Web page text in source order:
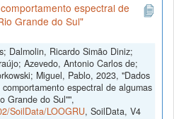
espectral de
Grande do Sul"
Dalmolin, Ricardo Simão Diniz;
Azevedo, Antonio Carlos de;
Miguel, Pablo, 2023, "Dados
espectral de algumas
Grande do Sul"",
SoilData/LOOGRU, SoilData, V4